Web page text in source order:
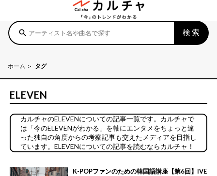
search 検索
ホーム タグ
ELEVEN
カルチャのELEVENについての記事一覧です。カルチャで
は「今のELEVENがわかる」を軸にエンタメをちょっと違
った独自の角度からの考察記事も交えたメディアを目指し
ています。ELEVENについての記事を読むならカルチャ！
K-POPファンのための韓国語講座【第6回】IVE